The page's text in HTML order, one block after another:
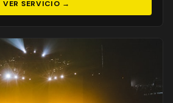
VER SERVICIO →